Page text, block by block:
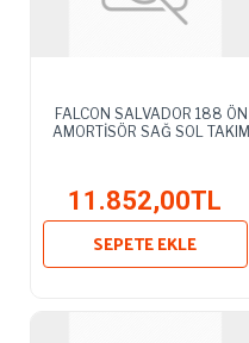
FALCON SALVADOR 188 ÖN
AMORTİSÖR SAĞ SOL TAKIM
11.852,00TL
SEPETE EKLE